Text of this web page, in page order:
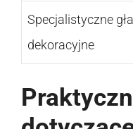
Specjalistyczne
dekoracyjne